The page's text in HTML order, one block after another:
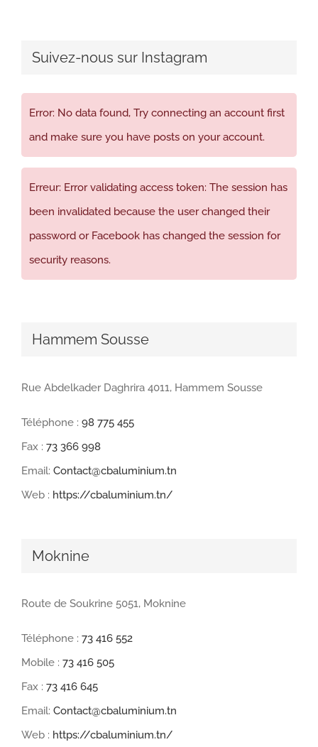
Suivez-nous sur Instagram
Error: No data found, Try connecting an account first
and make sure you have posts on your account.
Erreur: Error validating access token: The session has
been invalidated because the user changed their
password or Facebook has changed the session for
security reasons.
Hammem Sousse
Rue Abdelkader Daghrira 4011, Hammem Sousse
Téléphone : 98 775 455
Fax : 73 366 998
Email: Contact@cbaluminium.tn
Web : https://cbaluminium.tn/
Moknine
Route de Soukrine 5051, Moknine
Téléphone : 73 416 552
Mobile : 73 416 505
Fax : 73 416 645
Email: Contact@cbaluminium.tn
Web : https://cbaluminium.tn/